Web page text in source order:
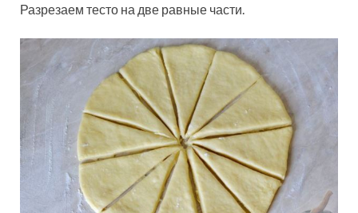
Разрезаем тесто на две равные части.